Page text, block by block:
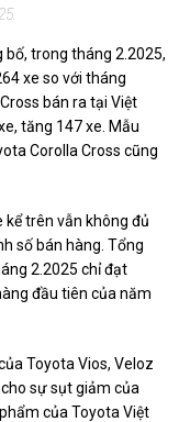
bố, trong tháng 2.2025,
xe so với tháng
bán ra tại Việt
tăng 147 xe. Mẫu
Corolla Cross cũng
trên vẫn không đủ
số bán hàng. Tổng
2.2025 chỉ đạt
đầu tiên của năm
Toyota Vios, Veloz
sự sụt giảm của
của Toyota Việt